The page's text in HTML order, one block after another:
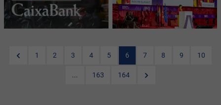
1 2 3 4 5 6 7 8 9 10
... 163 164